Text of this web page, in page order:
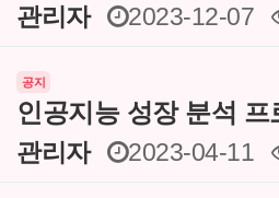
관리자
2023-12-07
공지
인공지능 성장 분석
관리자
2023-04-11